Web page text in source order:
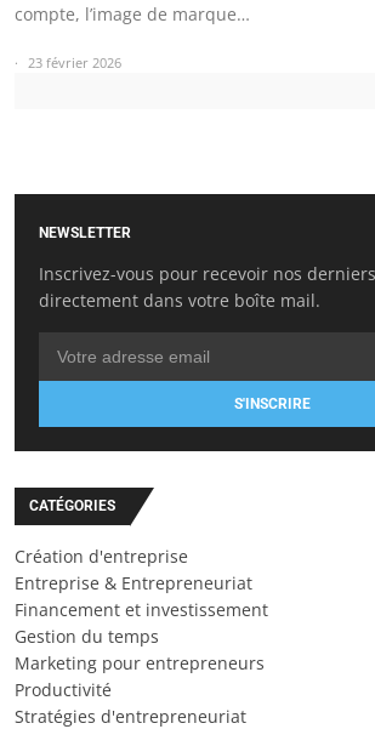
compte, l’image de marque…
23 février 2026
NEWSLETTER
Inscrivez-vous pour recevoir nos
directement dans votre boîte mail.
S'INSCRIRE
CATÉGORIES
Création d'entreprise
Entreprise & Entrepreneuriat
Financement et investissement
Gestion du temps
Marketing pour entrepreneurs
Productivité
Stratégies d'entrepreneuriat